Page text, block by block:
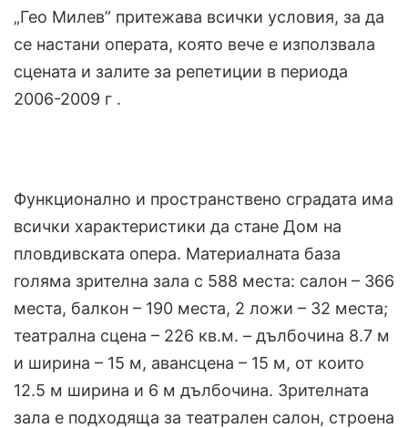
„Гео Милев” притежава всички условия, за да
се настани операта, която вече е използвала
сцената и залите за репетиции в периода
2006-2009 г .
Функционално и пространствено сградата има
всички характеристики да стане Дом на
пловдивската опера. Материалната база
голяма зрителна зала с 588 места: салон – 366
места, балкон – 190 места, 2 ложи – 32 места;
театрална сцена – 226 кв.м. – дълбочина 8.7 м
и ширина – 15 м, авансцена – 15 м, от които
12.5 м ширина и 6 м дълбочина. Зрителната
зала е подходяща за театрален салон, строена